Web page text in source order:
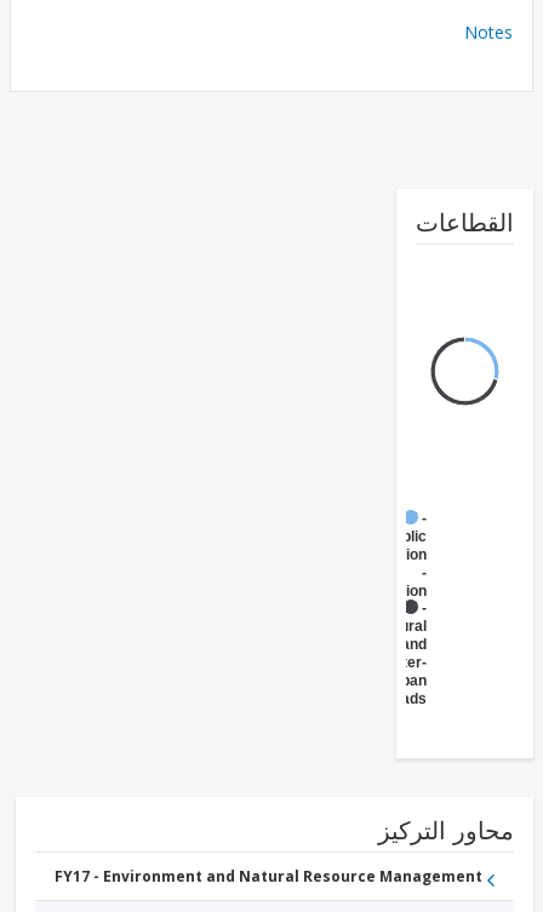
Administration
Transportation
التركيز
FY17 - Environment and Natural Resource Management